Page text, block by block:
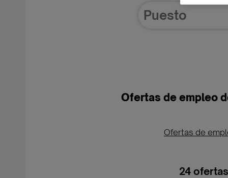
Ofertas de empleo
Ofertas de
24